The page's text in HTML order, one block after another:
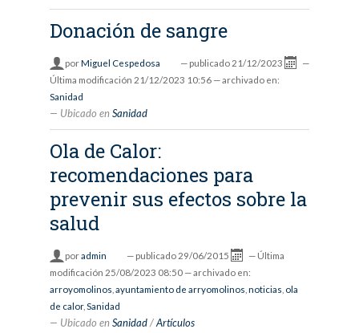
Donación de sangre
porMiguel Cespedosa — publicado 21/12/2023
—
Última modificación 21/12/2023 10:56 — archivado en:
Sanidad
Ubicado en Sanidad
Ola de Calor:
recomendaciones para
prevenir sus efectos sobre la
salud
poradmin — publicado 29/06/2015 — Última
modificación 25/08/2023 08:50 — archivado en:
arroyomolinos ayuntamiento de arryomolinos noticias ola
de calor, Sanidad
Ubicado en Sanidad /Artículos